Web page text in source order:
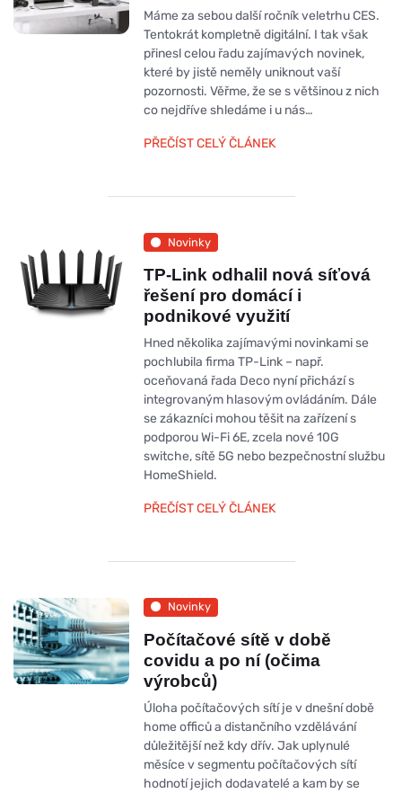
Máme za sebou další ročník veletrhu CES.
Tentokrát kompletně digitální. I tak však
přinesl celou řadu zajímavých novinek,
které by jistě neměly uniknout vaší
pozornosti. Věřme, že se s většinou z nich
co nejdříve shledáme i u nás…
PŘEČÍST CELÝ ČLÁNEK
Novinky
TP-Link odhalil nová síťová
řešení pro domácí i
podnikové využití
Hned několika zajímavými novinkami se
pochlubila firma TP-Link – např.
oceňovaná řada Deco nyní přichází s
integrovaným hlasovým ovládáním. Dále
se zákazníci mohou těšit na zařízení s
podporou Wi-Fi 6E, zcela nové 10G
switche, sítě 5G nebo bezpečnostní službu
HomeShield.
PŘEČÍST CELÝ ČLÁNEK
Novinky
Počítačové sítě v době
covidu a po ní (očima
výrobců)
Úloha počítačových sítí je v dnešní době
home officů a distančního vzdělávání
důležitější než kdy dřív. Jak uplynulé
měsíce v segmentu počítačových sítí
hodnotí jejich dodavatelé a kam by se